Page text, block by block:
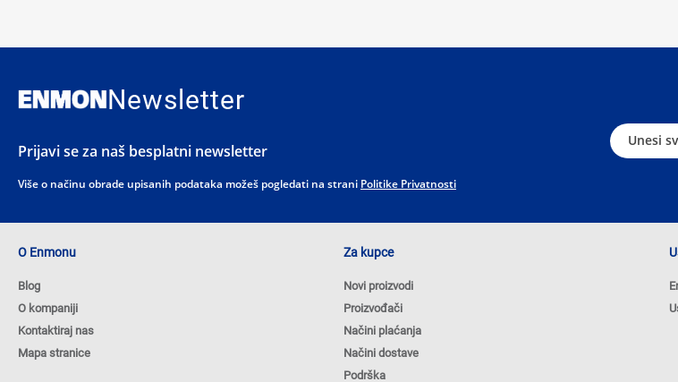
Newsletter
Prijavi se za naš besplatni newsletter
Više o načinu obrade upisanih podataka možeš pogledati na strani Politike Privatnosti
O Enmonu
Blog
O kompaniji
Kontaktiraj nas
Mapa stranice
Za kupce
Novi proizvodi
Proizvođači
Načini plaćanja
Načini dostave
Podrška